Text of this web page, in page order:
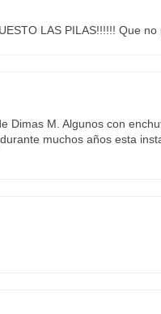
LAS PILAS!!!!!! Que
Dimas M. Algunos con
muchos años esta